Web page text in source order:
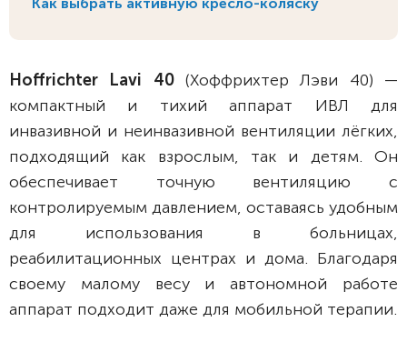
Hoffrichter Lavi 40(Хоффрихтер Лэви 40) —
компактный и тихий аппарат ИВЛ для
инвазивной и неинвазивной вентиляции лёгких,
подходящий как взрослым, так и детям. Он
обеспечивает точную вентиляцию с
контролируемым давлением, оставаясь удобным
для использования в больницах,
реабилитационных центрах и дома. Благодаря
своему малому весу и автономной работе
аппарат подходит даже для мобильной терапии.